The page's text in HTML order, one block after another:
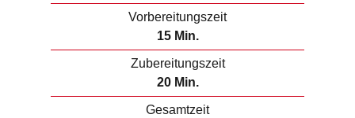
Vorbereitungszeit
15M
i
t
Min.
Zubereitungszeit
20M
i
Min.
Gesamtzeit